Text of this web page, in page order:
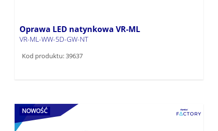
Oprawa LED natynkowa VR-ML
VR-ML-WW-5D-GW-NT
Kod produktu: 39637
NOWOŚĆ